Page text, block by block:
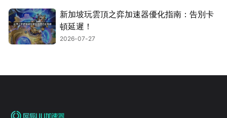
新加坡玩雲頂之弈加速器優化指南：告別卡
頓延遲！
2026-07-27